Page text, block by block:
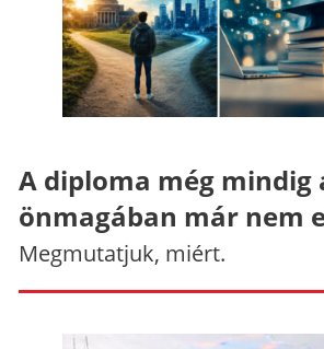
A diploma még mindig
önmagában már nem
Megmutatjuk, miért.